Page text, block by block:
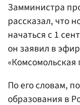
Замминистра
рассказал, что
начаться с 1
он заявил в
«Комсомольская
По его словам,
образования в